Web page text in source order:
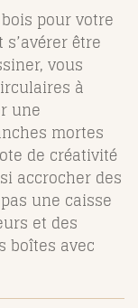
pour votre
être
vous
à
une
mortes
de créativité
accrocher des
une caisse
et des
boîtes avec